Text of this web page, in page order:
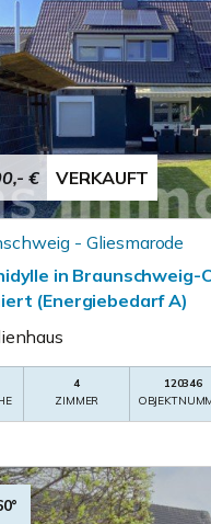
€ VERKAUFT
- Gliesmarode
in
(Energiebedarf A)
4
ZIMMER
120346